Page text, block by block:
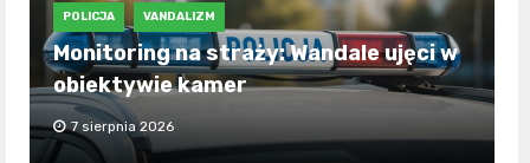
POLICJA VANDALIZM
Monitoring na straży: Wandale ujęci w
obiektywie kamer
7 sierpnia 2026